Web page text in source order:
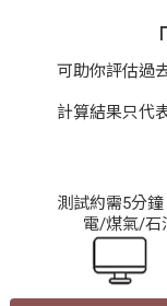
資料庫
可助你評估過
計算結果只代
測試約需5分
電/煤氣/石